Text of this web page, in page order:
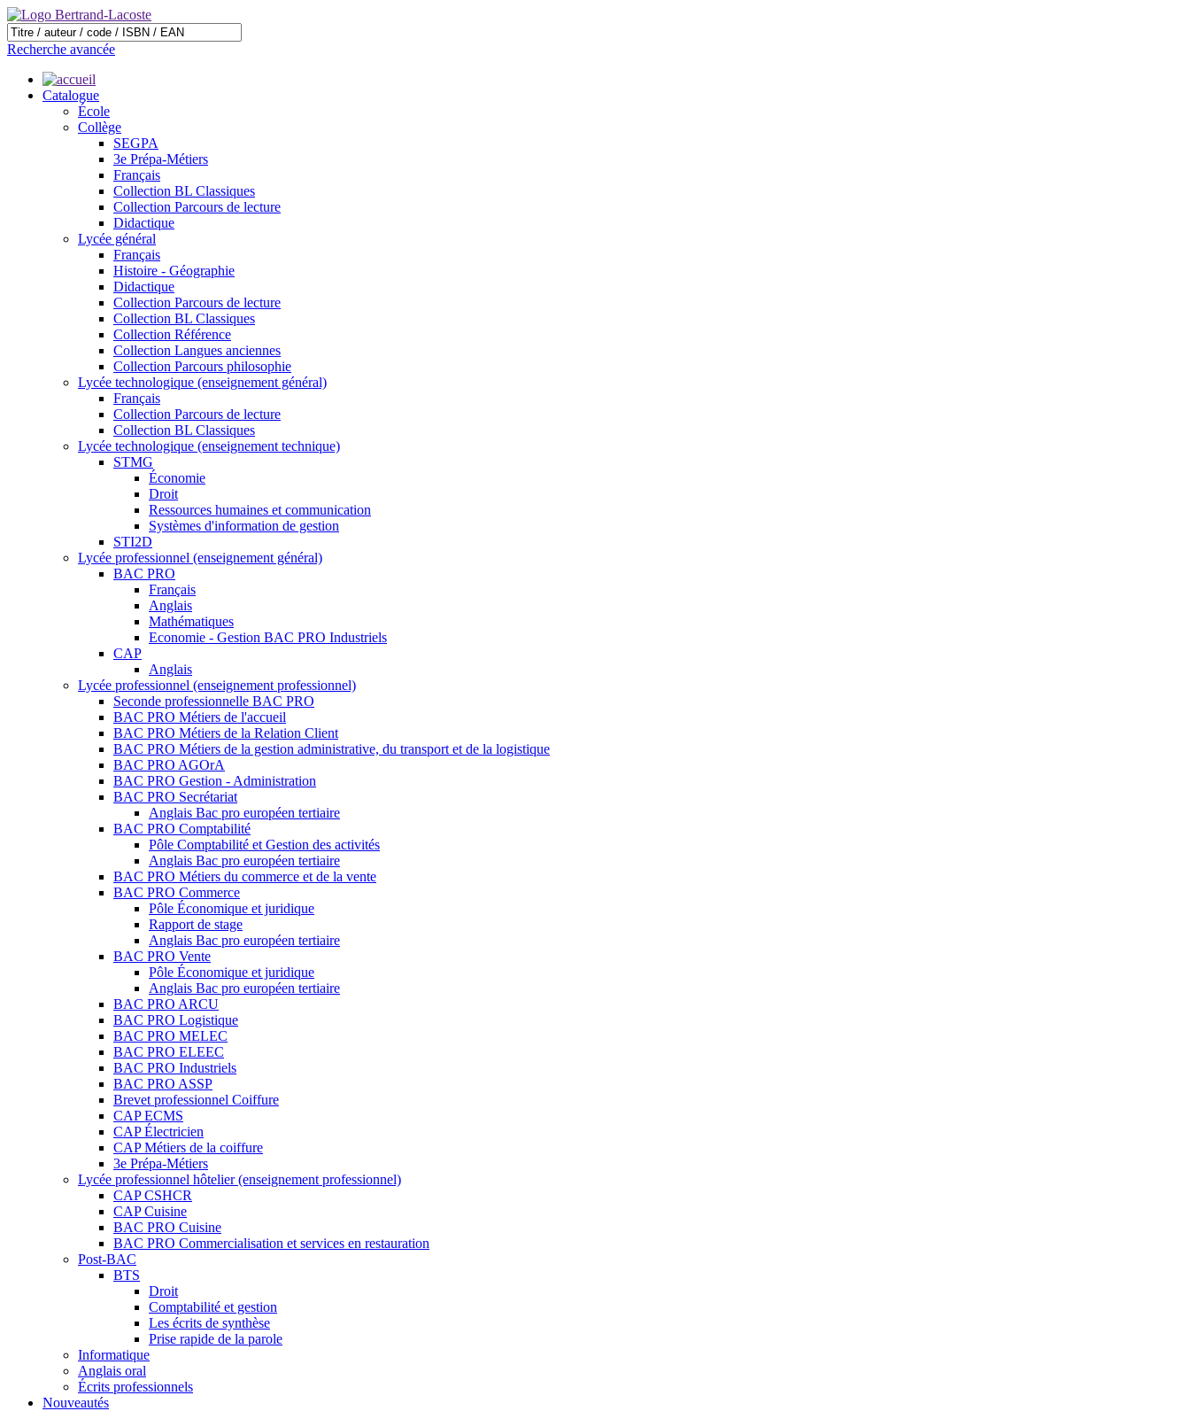
Recherche avancée
Catalogue
École
Collège
SEGPA
3e Prépa-Métiers
Français
Collection BL Classiques
Collection Parcours de lecture
Didactique
Lycée général
Français
Histoire - Géographie
Didactique
Collection Parcours de lecture
Collection BL Classiques
Collection Référence
Collection Langues anciennes
Collection Parcours philosophie
Lycée technologique (enseignement général)
Français
Collection Parcours de lecture
Collection BL Classiques
Lycée technologique (enseignement technique)
STMG
Économie
Droit
Ressources humaines et communication
Systèmes d'information de gestion
STI2D
Lycée professionnel (enseignement général)
BAC PRO
Français
Anglais
Mathématiques
Economie - Gestion BAC PRO Industriels
CAP
Anglais
Lycée professionnel (enseignement professionnel)
Seconde professionnelle BAC PRO
BAC PRO Métiers de l'accueil
BAC PRO Métiers de la Relation Client
BAC PRO Métiers de la gestion administrative, du transport et de la logistique
BAC PRO AGOrA
BAC PRO Gestion - Administration
BAC PRO Secrétariat
Anglais Bac pro européen tertiaire
BAC PRO Comptabilité
Pôle Comptabilité et Gestion des activités
Anglais Bac pro européen tertiaire
BAC PRO Métiers du commerce et de la vente
BAC PRO Commerce
Pôle Économique et juridique
Rapport de stage
Anglais Bac pro européen tertiaire
BAC PRO Vente
Pôle Économique et juridique
Anglais Bac pro européen tertiaire
BAC PRO ARCU
BAC PRO Logistique
BAC PRO MELEC
BAC PRO ELEEC
BAC PRO Industriels
BAC PRO ASSP
Brevet professionnel Coiffure
CAP ECMS
CAP Électricien
CAP Métiers de la coiffure
3e Prépa-Métiers
Lycée professionnel hôtelier (enseignement professionnel)
CAP CSHCR
CAP Cuisine
BAC PRO Cuisine
BAC PRO Commercialisation et services en restauration
Post-BAC
BTS
Droit
Comptabilité et gestion
Les écrits de synthèse
Prise rapide de la parole
Informatique
Anglais oral
Écrits professionnels
Nouveautés